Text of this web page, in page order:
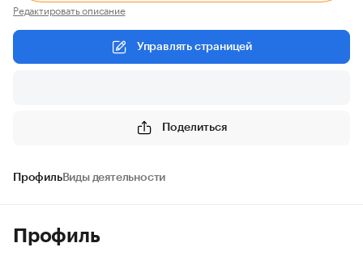
Редактировать описание
Управлять страницей
Поделиться
ПрофильВиды деятельности
Профиль